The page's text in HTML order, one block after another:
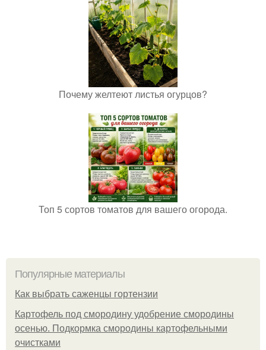
Почему желтеют листья огурцов?
Топ 5 сортов томатов для вашего огорода.
Популярные материалы
Как выбрать саженцы гортензии
Картофель под смородину удобрение смородины
осенью. Подкормка смородины картофельными
очистками